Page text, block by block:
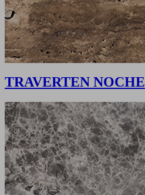
TRAVERTEN NOCHE